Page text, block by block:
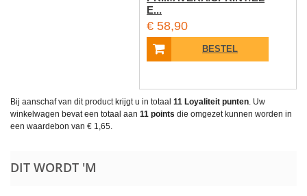
E...
€ 58,90
BESTEL
Bij aanschaf van dit product krijgt u in totaal 11 Loyaliteit punten. Uw
winkelwagen bevat een totaal aan 11 points die omgezet kunnen worden in
een waardebon van € 1,65.
DIT WORDT 'M